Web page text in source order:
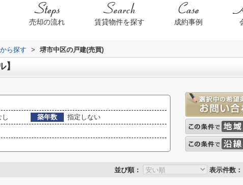
売却の流れ 賃貸物件を探す 成約事例
ら探す > 堺市中区の戸建(売買)
築年数
指定しない
並び順： 表示件数：